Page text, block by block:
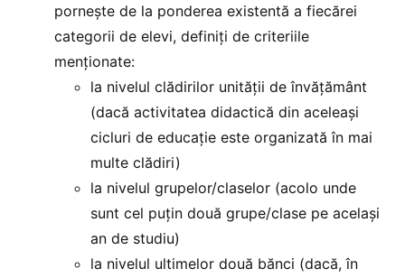
pornește de la ponderea existentă a fiecărei
categorii de elevi, definiți de criteriile
menționate:
la nivelul clădirilor unității de învățământ
(dacă activitatea didactică din aceleași
cicluri de educație este organizată în mai
multe clădiri)
la nivelul grupelor/claselor (acolo unde
sunt cel puțin două grupe/clase pe același
an de studiu)
la nivelul ultimelor două bănci (dacă, în